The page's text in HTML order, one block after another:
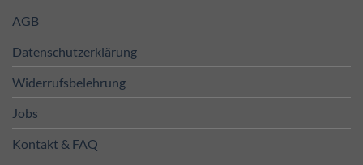
AGB
Datenschutzerklärung
Widerrufsbelehrung
Jobs
Kontakt & FAQ